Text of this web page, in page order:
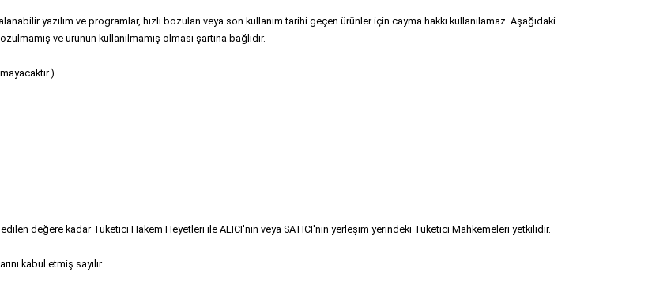
yazılım ve programlar, hızlı bozulan veya son kullanım tarihi geçen ürünler için cayma hakkı kullanılamaz. Aşağıdaki
ve ürünün kullanılmamış olması şartına bağlıdır.
değere kadar Tüketici Hakem Heyetleri ile ALICI'nın veya SATICI'nın yerleşim yerindeki Tüketici Mahkemeleri yetkilidir.
kabul etmiş sayılır.